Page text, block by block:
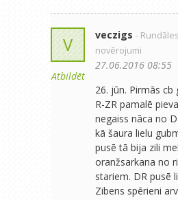
V
Atbildēt
veczigs -
novērojumi
27.06.2016 08:55
26. jūn. Pirmās cb
R-ZR pamalē
negaiss nāca no
kā šaura lielu
pusē tā bija zili
oranžsarkana no
stariem. DR pusē
Zibens spērieni